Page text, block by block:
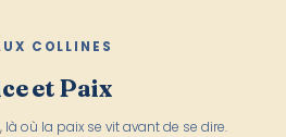
COLLINES
et Paix
où la paix se vit avant de se dire.